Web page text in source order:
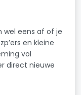
wel eens af of je
en kleine
vol
direct nieuwe